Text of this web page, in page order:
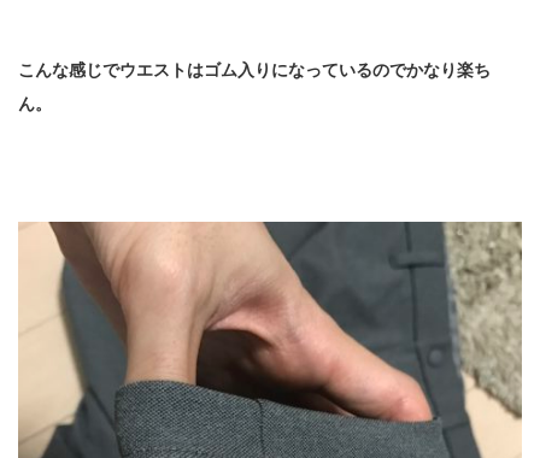
こんな感じでウエストはゴム入りになっているのでかなり楽ち
ん。